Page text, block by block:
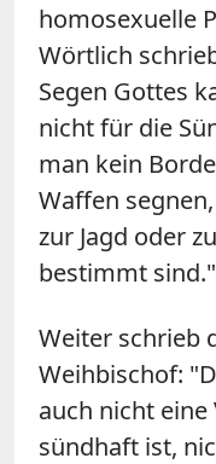
homosexuelle
Wörtlich
Segen Gottes
nicht für die
man kein
Waffen
zur Jagd oder
bestimmt sind."
Weiter schrieb
Weihbischof:
auch nicht
sündhaft ist,